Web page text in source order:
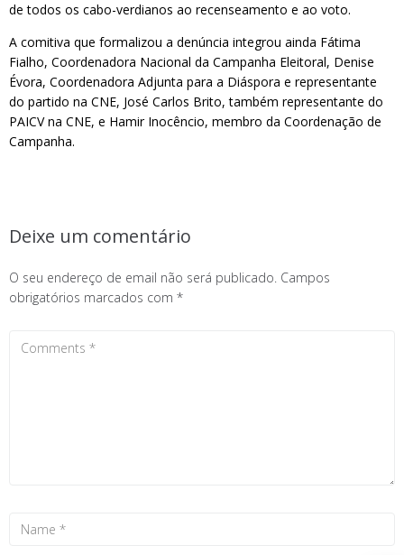
de todos os cabo-verdianos ao recenseamento e ao voto.
A comitiva que formalizou a denúncia integrou ainda Fátima
Fialho, Coordenadora Nacional da Campanha Eleitoral, Denise
Évora, Coordenadora Adjunta para a Diáspora e representante
do partido na CNE, José Carlos Brito, também representante do
PAICV na CNE, e Hamir Inocêncio, membro da Coordenação de
Campanha.
Deixe um comentário
O seu endereço de email não será publicado. Campos
obrigatórios marcados com *